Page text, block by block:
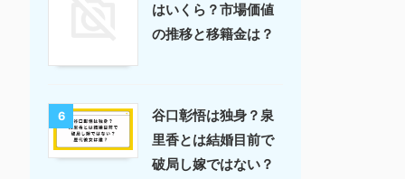
はいくら？市場価値
の推移と移籍金は？
6
谷口彰悟は独身？泉
里香とは結婚目前で
破局し嫁ではない？